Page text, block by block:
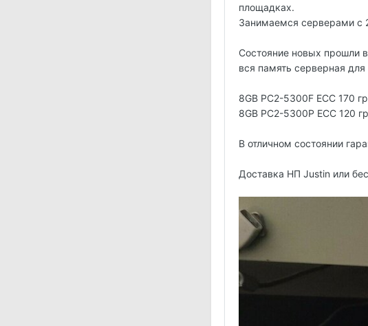
площадках.
Занимаемся серверами с
Состояние новых прошли
вся память серверная
8GB PC2-5300F ECC 170
8GB PC2-5300P ECC 120
В отличном состоянии
Доставка НП Justin или